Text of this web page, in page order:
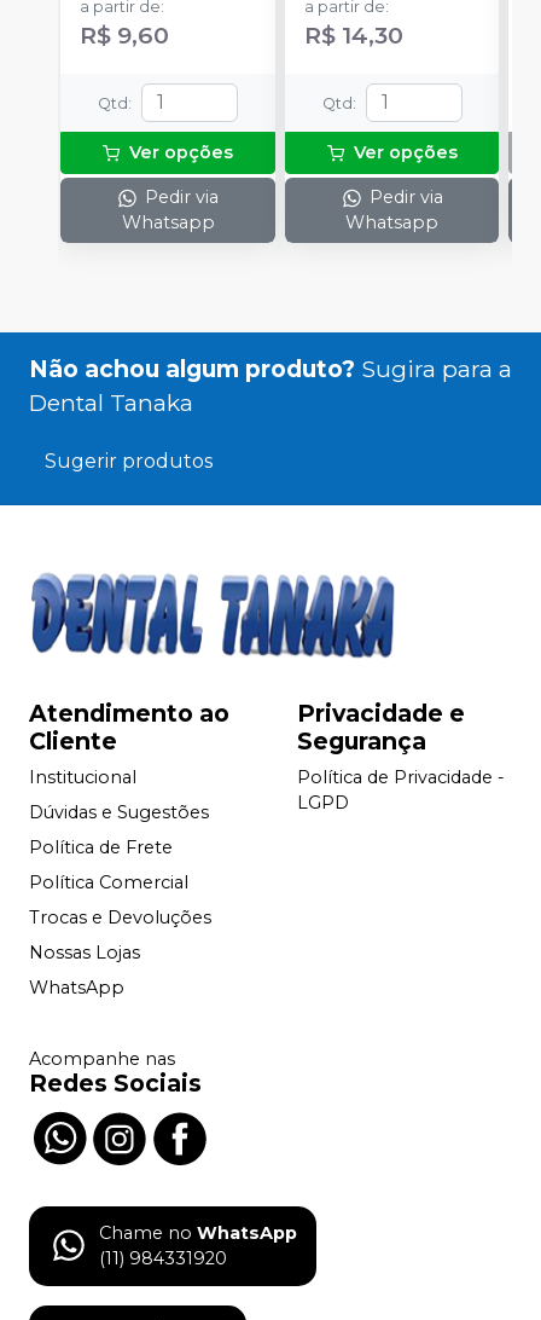
a partir de:
R$ 9,60
Qtd:
Ver opções
Pedir via
Whatsapp
a partir de:
R$ 14,30
Qtd:
Ver opções
Pedir via
Whatsapp
Não achou algum produto? Sugira para a
Dental Tanaka
Sugerir produtos
Atendimento ao
Cliente
Institucional
Dúvidas e Sugestões
Política de Frete
Política Comercial
Trocas e Devoluções
Nossas Lojas
WhatsApp
Privacidade e
Segurança
Política de Privacidade -
LGPD
Acompanhe nas
Redes Sociais
Chame no WhatsApp
(11) 984331920